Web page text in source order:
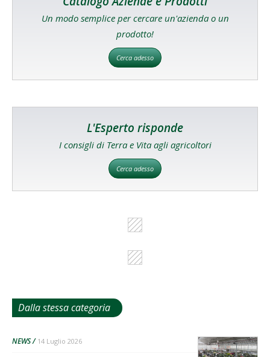
Un modo semplice per cercare un'azienda o un
prodotto!
Cerca adesso
L'Esperto risponde
I consigli di Terra e Vita agli agricoltori
Cerca adesso
Dalla stessa categoria
NEWS 14 Luglio 2026